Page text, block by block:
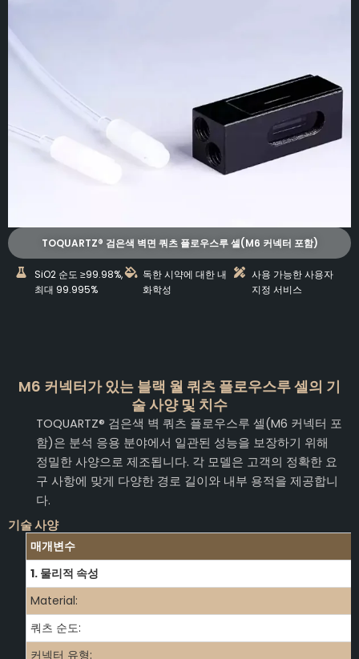
TOQUARTZ® 검은색 벽면 쿼츠 플로우스루 셀(M6 커넥터 포함)
SiO2 순도 ≥99.98%,
최대 99.995%
독한 시약에 대한 내
화학성
사용 가능한 사용자
지정 서비스
M6 커넥터가 있는 블랙 월 쿼츠 플로우스루 셀의 기
술 사양 및 치수
TOQUARTZ® 검은색 벽 쿼츠 플로우스루 셀(M6 커넥터 포
함)은 분석 응용 분야에서 일관된 성능을 보장하기 위해
정밀한 사양으로 제조됩니다. 각 모델은 고객의 정확한 요
구 사항에 맞게 다양한 경로 길이와 내부 용적을 제공합니
다.
기술 사양
매개변수
1. 물리적 속성
Material:
쿼츠 순도:
커넥터 유형: